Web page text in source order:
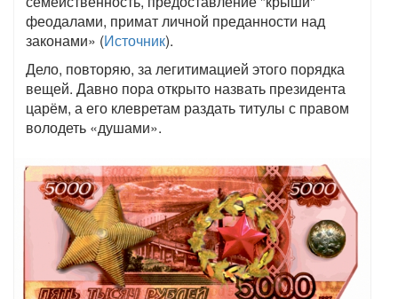
феодалами, примат личной преданности над
законами» (Источник).
Дело, повторяю, за легитимацией этого порядка
вещей. Давно пора открыто назвать президента
царём, а его клевретам раздать титулы с правом
володеть «душами».